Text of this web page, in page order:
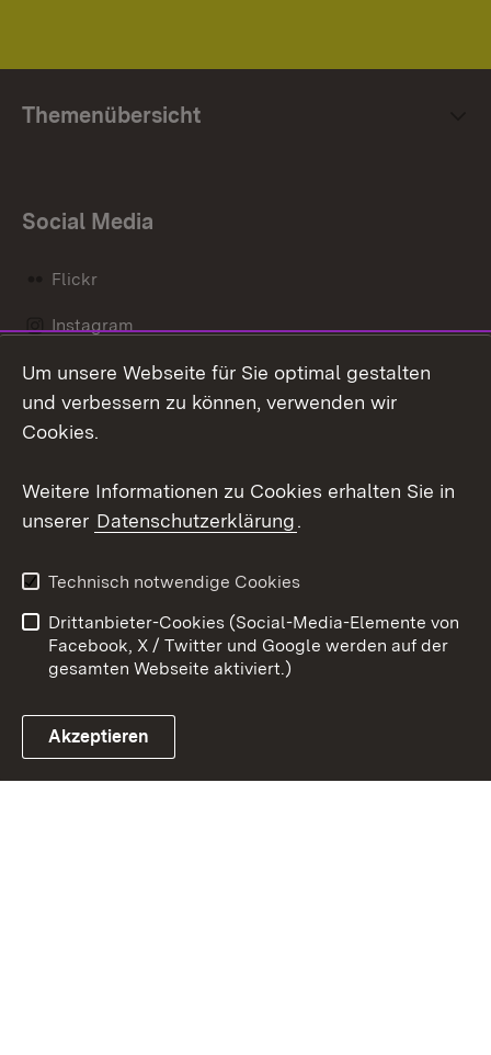
Themenübersicht
Social Media
Flickr
Instagram
Social Wall
Link zum Landesportal
Barrierefreiheit
Benutzungshinweise
Impressum
Cookies
Um unsere Webseite für Sie optimal gestalten
und verbessern zu können, verwenden wir
Cookies.
Weitere Informationen zu Cookies erhalten Sie in
unserer Datenschutzerklärung.
Technisch notwendige Cookies
Drittanbieter-Cookies (Social-Media-Elemente von
Facebook, X / Twitter und Google werden auf der
gesamten Webseite aktiviert.)
Akzeptieren